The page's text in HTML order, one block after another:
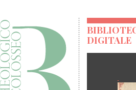
DIGITALE